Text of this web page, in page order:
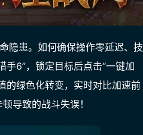
隐患。如何确保操作零延迟、技
6”，锁定目标后点击“一键加
的绿色化转变，实时对比加速前
导致的战斗失误！